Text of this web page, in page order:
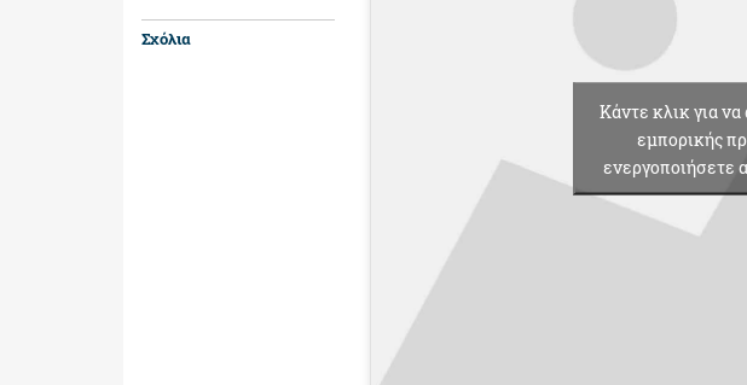
Σχόλια
Κάντε κλικ για
εμπορικής
ενεργοποιήσετε